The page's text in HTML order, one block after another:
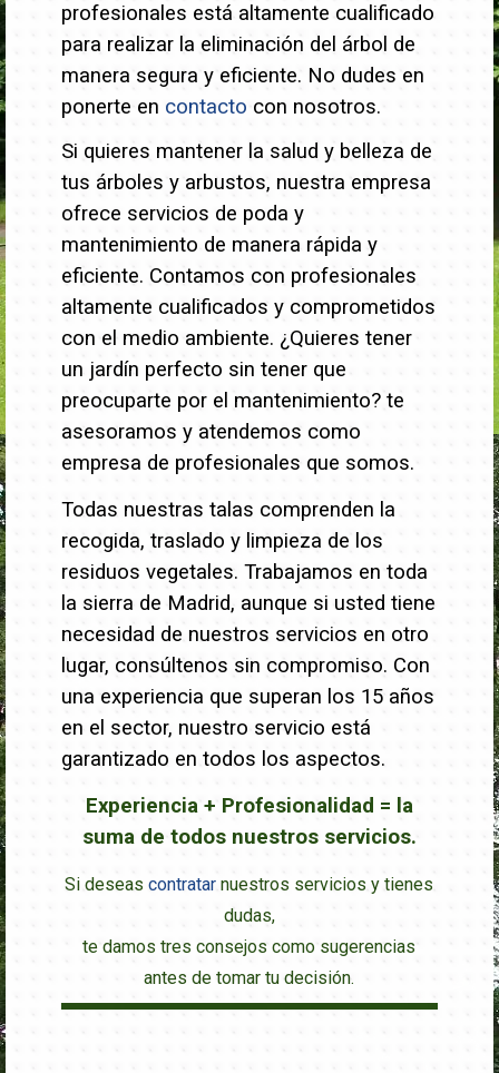
profesionales está altamente cualificado
para realizar la eliminación del árbol de
manera segura y eficiente. No dudes en
ponerte en contacto con nosotros.
Si quieres mantener la salud y belleza de
tus árboles y arbustos, nuestra empresa
ofrece servicios de poda y
mantenimiento de manera rápida y
eficiente. Contamos con profesionales
altamente cualificados y comprometidos
con el medio ambiente. ¿Quieres tener
un jardín perfecto sin tener que
preocuparte por el mantenimiento? te
asesoramos y atendemos como
empresa de profesionales que somos.
Todas nuestras talas comprenden la
recogida, traslado y limpieza de los
residuos vegetales. Trabajamos en toda
la sierra de Madrid, aunque si usted tiene
necesidad de nuestros servicios en otro
lugar, consúltenos sin compromiso. Con
una experiencia que superan los 15 años
en el sector, nuestro servicio está
garantizado en todos los aspectos.
Experiencia + Profesionalidad = la
suma de todos nuestros servicios.
Si deseascontratarnuestros servicios y tienes
dudas,
te damos tres consejos como sugerencias
antes de tomar tu decisión.